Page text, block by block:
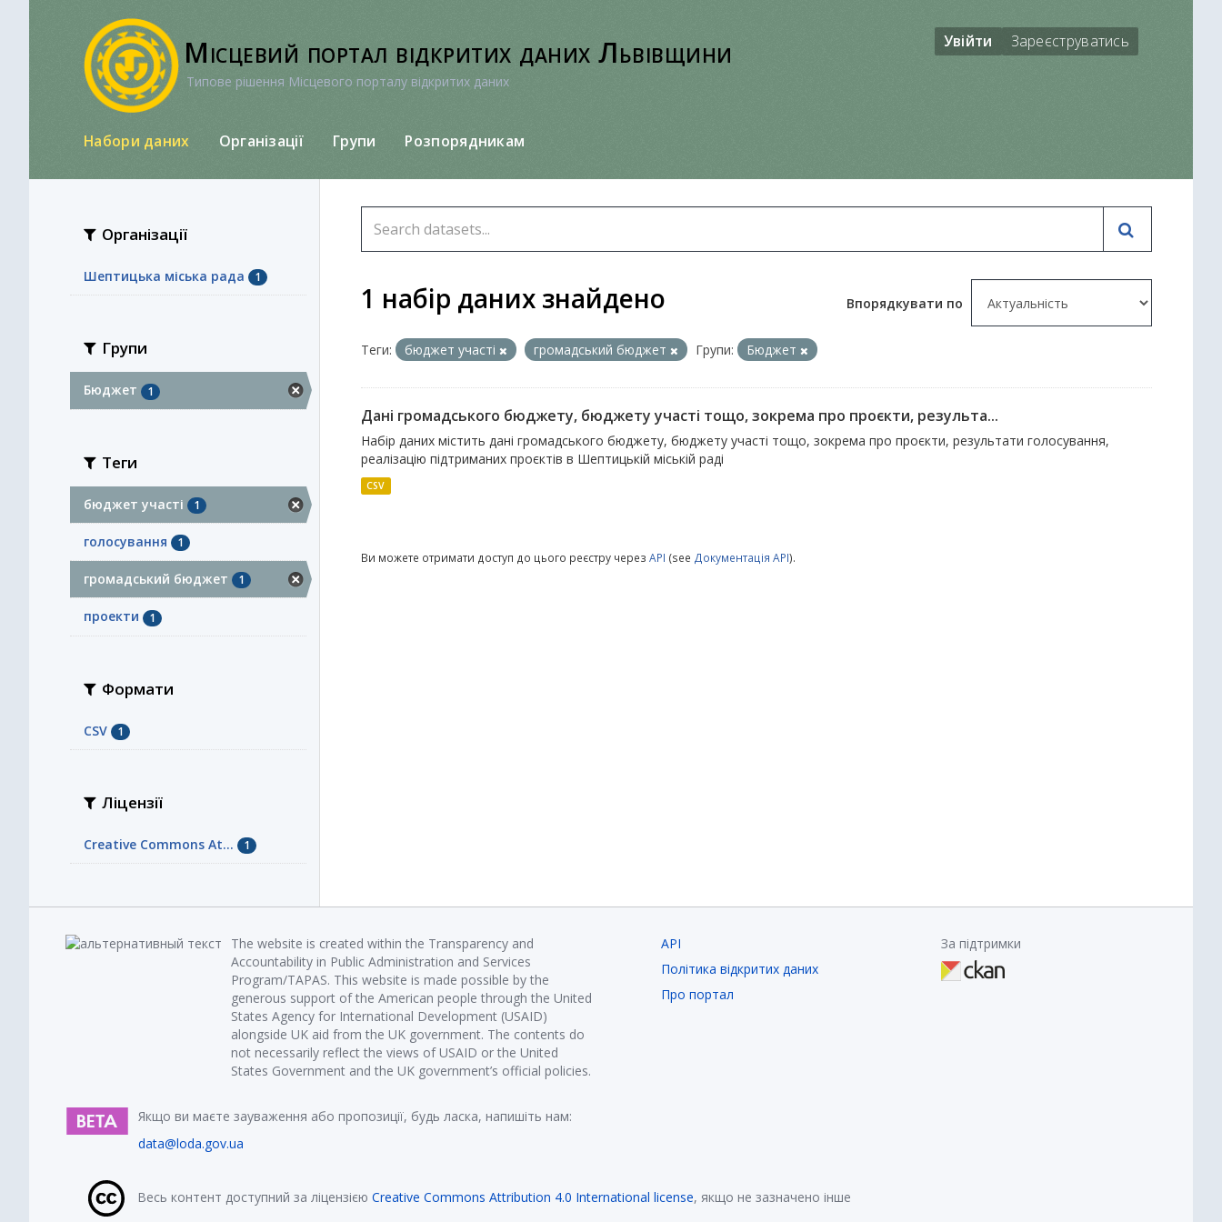
Місцевий портал відкритих даних Львівщини
Типове рішення Місцевого порталу відкритих даних
Увійти Зареєструватись
Набори даних Організації Групи Розпорядникам
Організації
Шептицька міська рада 1
Групи
Бюджет 1
Теги
бюджет участі 1
голосування 1
громадський бюджет 1
проекти 1
Формати
CSV 1
Ліцензії
Creative Commons At... 1
Впорядкувати по
1 набір даних знайдено
Теги: бюджет участі громадський бюджет Групи: Бюджет
Дані громадського бюджету, бюджету участі тощо, зокрема про проєкти, результа...
Набір даних містить дані громадського бюджету, бюджету участі тощо, зокрема про проєкти, результати голосування,
реалізацію підтриманих проєктів в Шептицькій міській раді
CSV
Ви можете отримати доступ до цього реєстру через API (see Документація API).
The website is created within the Transparency and
Accountability in Public Administration and Services
Program/TAPAS. This website is made possible by the
generous support of the American people through the United
States Agency for International Development (USAID)
alongside UK aid from the UK government. The contents do
not necessarily reflect the views of USAID or the United
States Government and the UK government’s official policies.
Якщо ви маєте зауваження або пропозиції, будь ласка, напишіть нам:
data@loda.gov.ua
API
Політика відкритих даних
Про портал
За підтримки
Весь контент доступний за ліцензією Creative Commons Attribution 4.0 International license, якщо не зазначено інше